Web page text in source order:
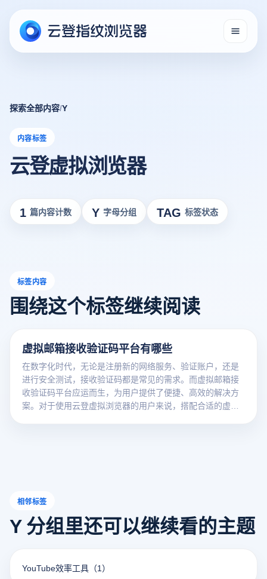
探索全部内容/Y
内容标签
云登虚拟浏览器
1 篇内容计数 Y 字母分组 TAG 标签状态
标签内容
围绕这个标签继续阅读
虚拟邮箱接收验证码平台有哪些
在数字化时代，无论是注册新的网络服务、验证账户，还是
进行安全测试，接收验证码都是常见的需求。而虚拟邮箱接
收验证码平台应运而生，为用户提供了便捷、高效的解决方
案。对于使用云登虚拟浏览器的用户来说，搭配合适的虚拟
相邻标签
Y 分组里还可以继续看的主题
YouTube效率工具 （1）